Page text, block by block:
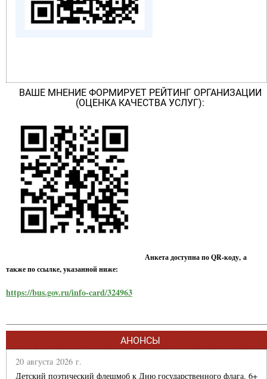
ВАШЕ МНЕНИЕ ФОРМИРУЕТ РЕЙТИНГ ОРГАНИЗАЦИИ
(ОЦЕНКА КАЧЕСТВА УСЛУГ):
Анкета доступна по QR-коду, а
также по ссылке, указанной ниже:
https://bus.gov.ru/info-card/324963
АНОНСЫ
20 августа 2026 г.
Детский поэтический флешмоб к Дню государственного флага. 6+